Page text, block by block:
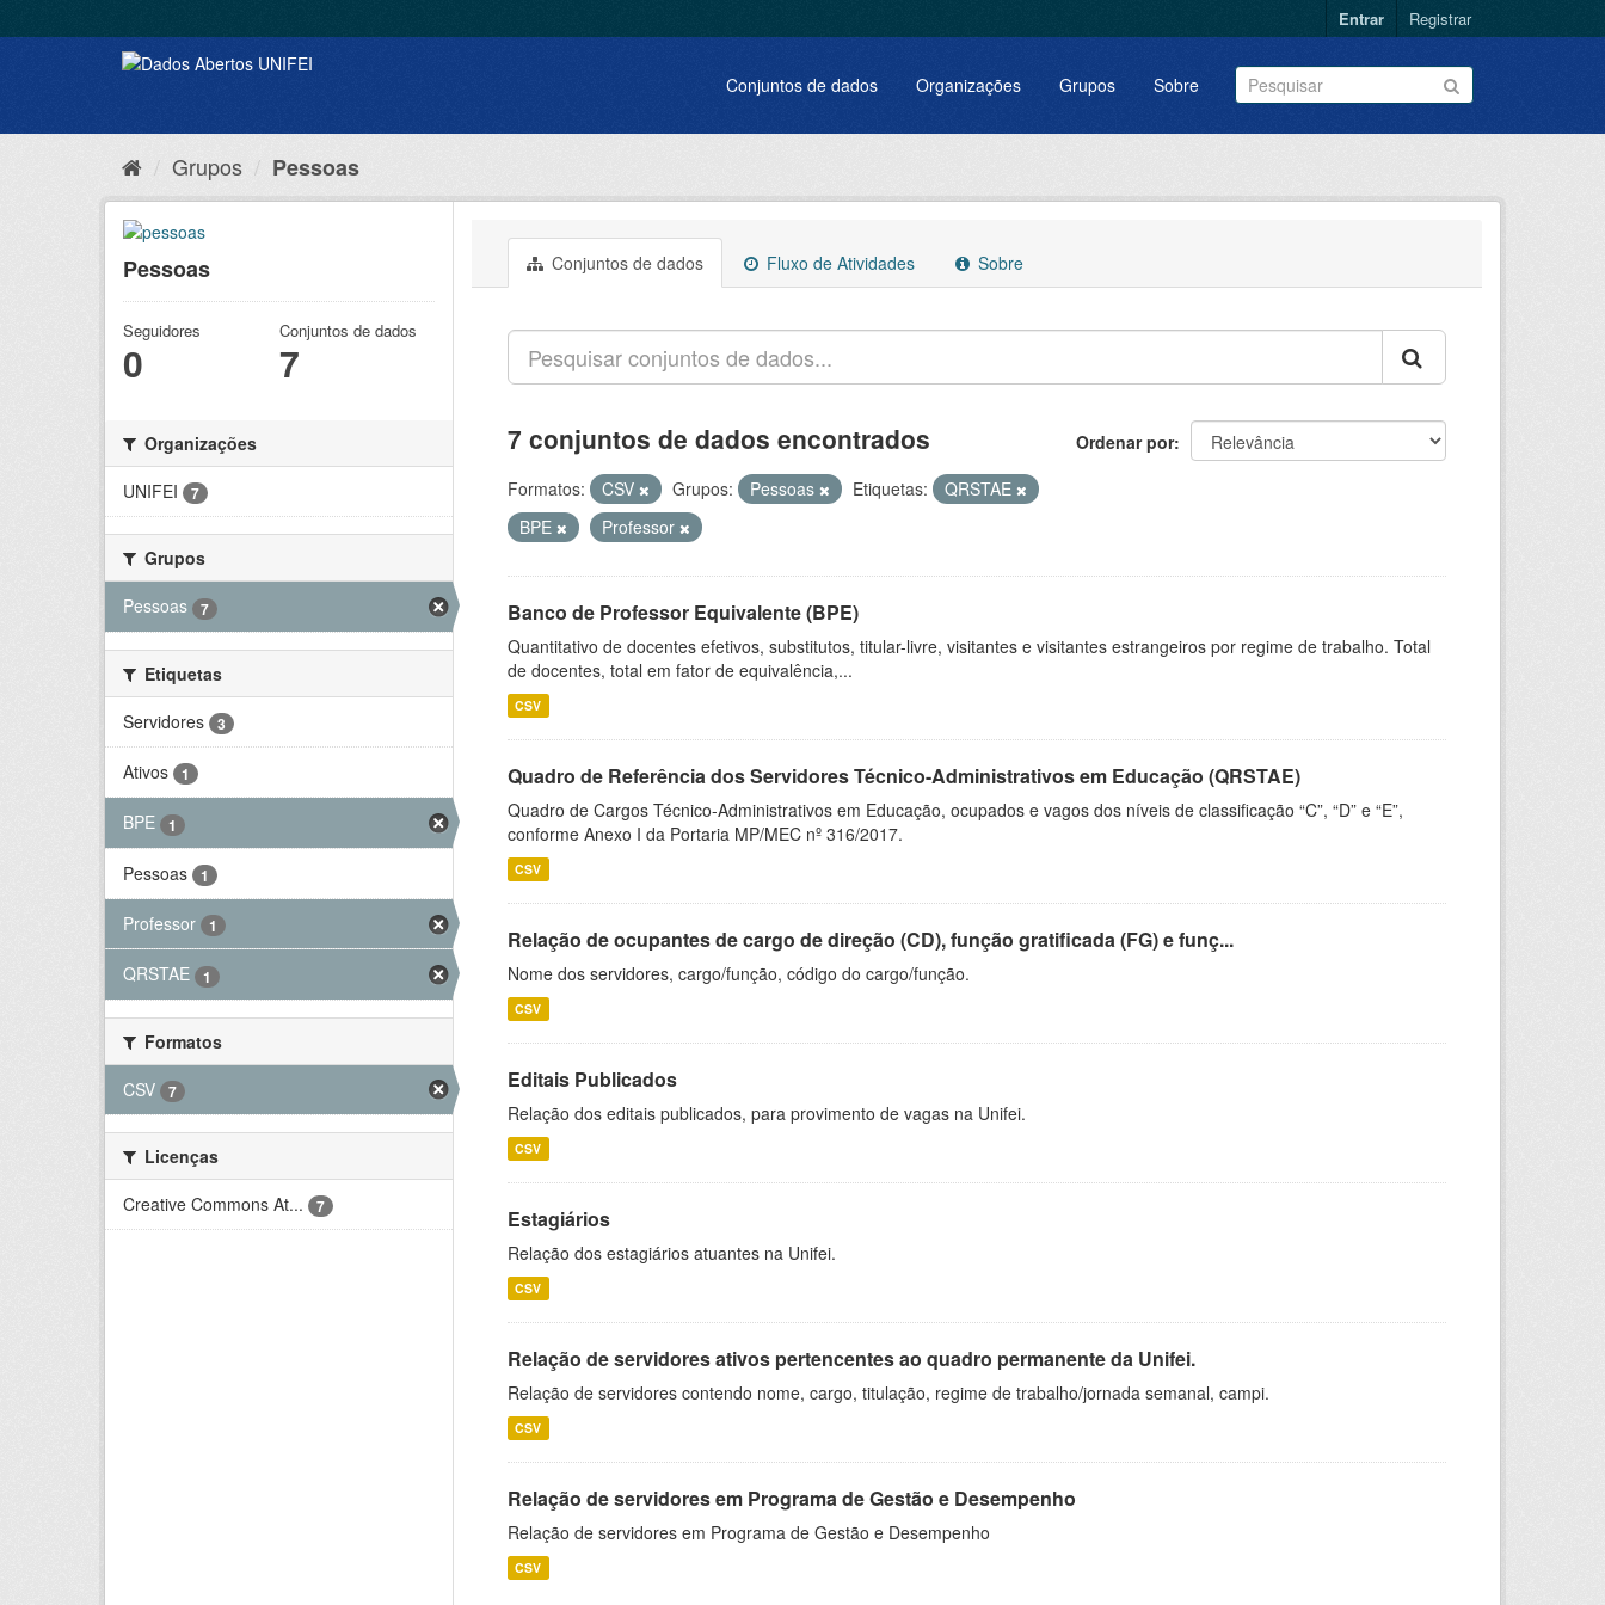
Entrar Registrar
Conjuntos de dados Organizações Grupos Sobre
Grupos Pessoas
Pessoas
Seguidores
0
Conjuntos de dados
7
Organizações
UNIFEI
7
Grupos
Pessoas
7
Etiquetas
Servidores
3
Ativos 1
BPE 1
Pessoas 1
Professor 1
QRSTAE 1
Formatos
CSV
7
Licenças
Creative Commons At...
7
Conjuntos de dados Fluxo de Atividades Sobre
Ordenar por
7 conjuntos de dados encontrados
Formatos: CSV Grupos: Pessoas Etiquetas:
QRSTAE
BPE
Professor
Banco de Professor Equivalente (BPE)
Quantitativo de docentes efetivos, substitutos, titular-livre, visitantes e visitantes estrangeiros por regime de trabalho. Total
de docentes, total em fator de equivalência,...
CSV
Quadro de Referência dos Servidores Técnico-Administrativos em Educação (QRSTAE)
Quadro de Cargos Técnico-Administrativos em Educação, ocupados e vagos dos níveis de classificação “C”, “D” e “E”,
conforme Anexo I da Portaria MP/MEC nº 316/2017.
CSV
Relação de ocupantes de cargo de direção (CD), função gratificada (FG) e funç...
Nome dos servidores, cargo/função, código do cargo/função.
CSV
Editais Publicados
Relação dos editais publicados, para provimento de vagas na Unifei.
CSV
Estagiários
Relação dos estagiários atuantes na Unifei.
CSV
Relação de servidores ativos pertencentes ao quadro permanente da Unifei.
Relação de servidores contendo nome, cargo, titulação, regime de trabalho/jornada semanal, campi.
CSV
Relação de servidores em Programa de Gestão e Desempenho
Relação de servidores em Programa de Gestão e Desempenho
CSV